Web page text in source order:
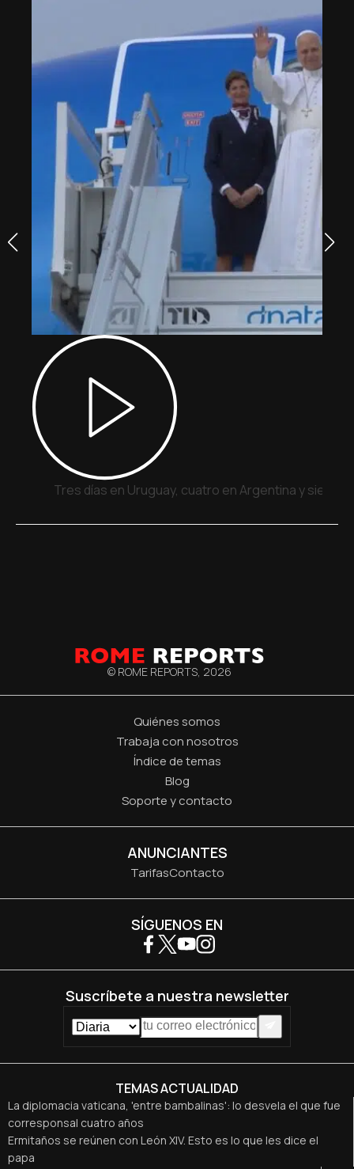
Tres días en Uruguay, cuatro en Argentina y siete
© ROME REPORTS, 2026
Quiénes somos
Trabaja con nosotros
Índice de temas
Blog
Soporte y contacto
ANUNCIANTES
TarifasContacto
TEMAS ACTUALIDAD
La diplomacia vaticana, 'entre bambalinas': lo desvela el que fue
corresponsal cuatro años
Ermitaños se reúnen con León XIV. Esto es lo que les dice el
papa
SÍGUENOS EN
Suscríbete a nuestra newsletter